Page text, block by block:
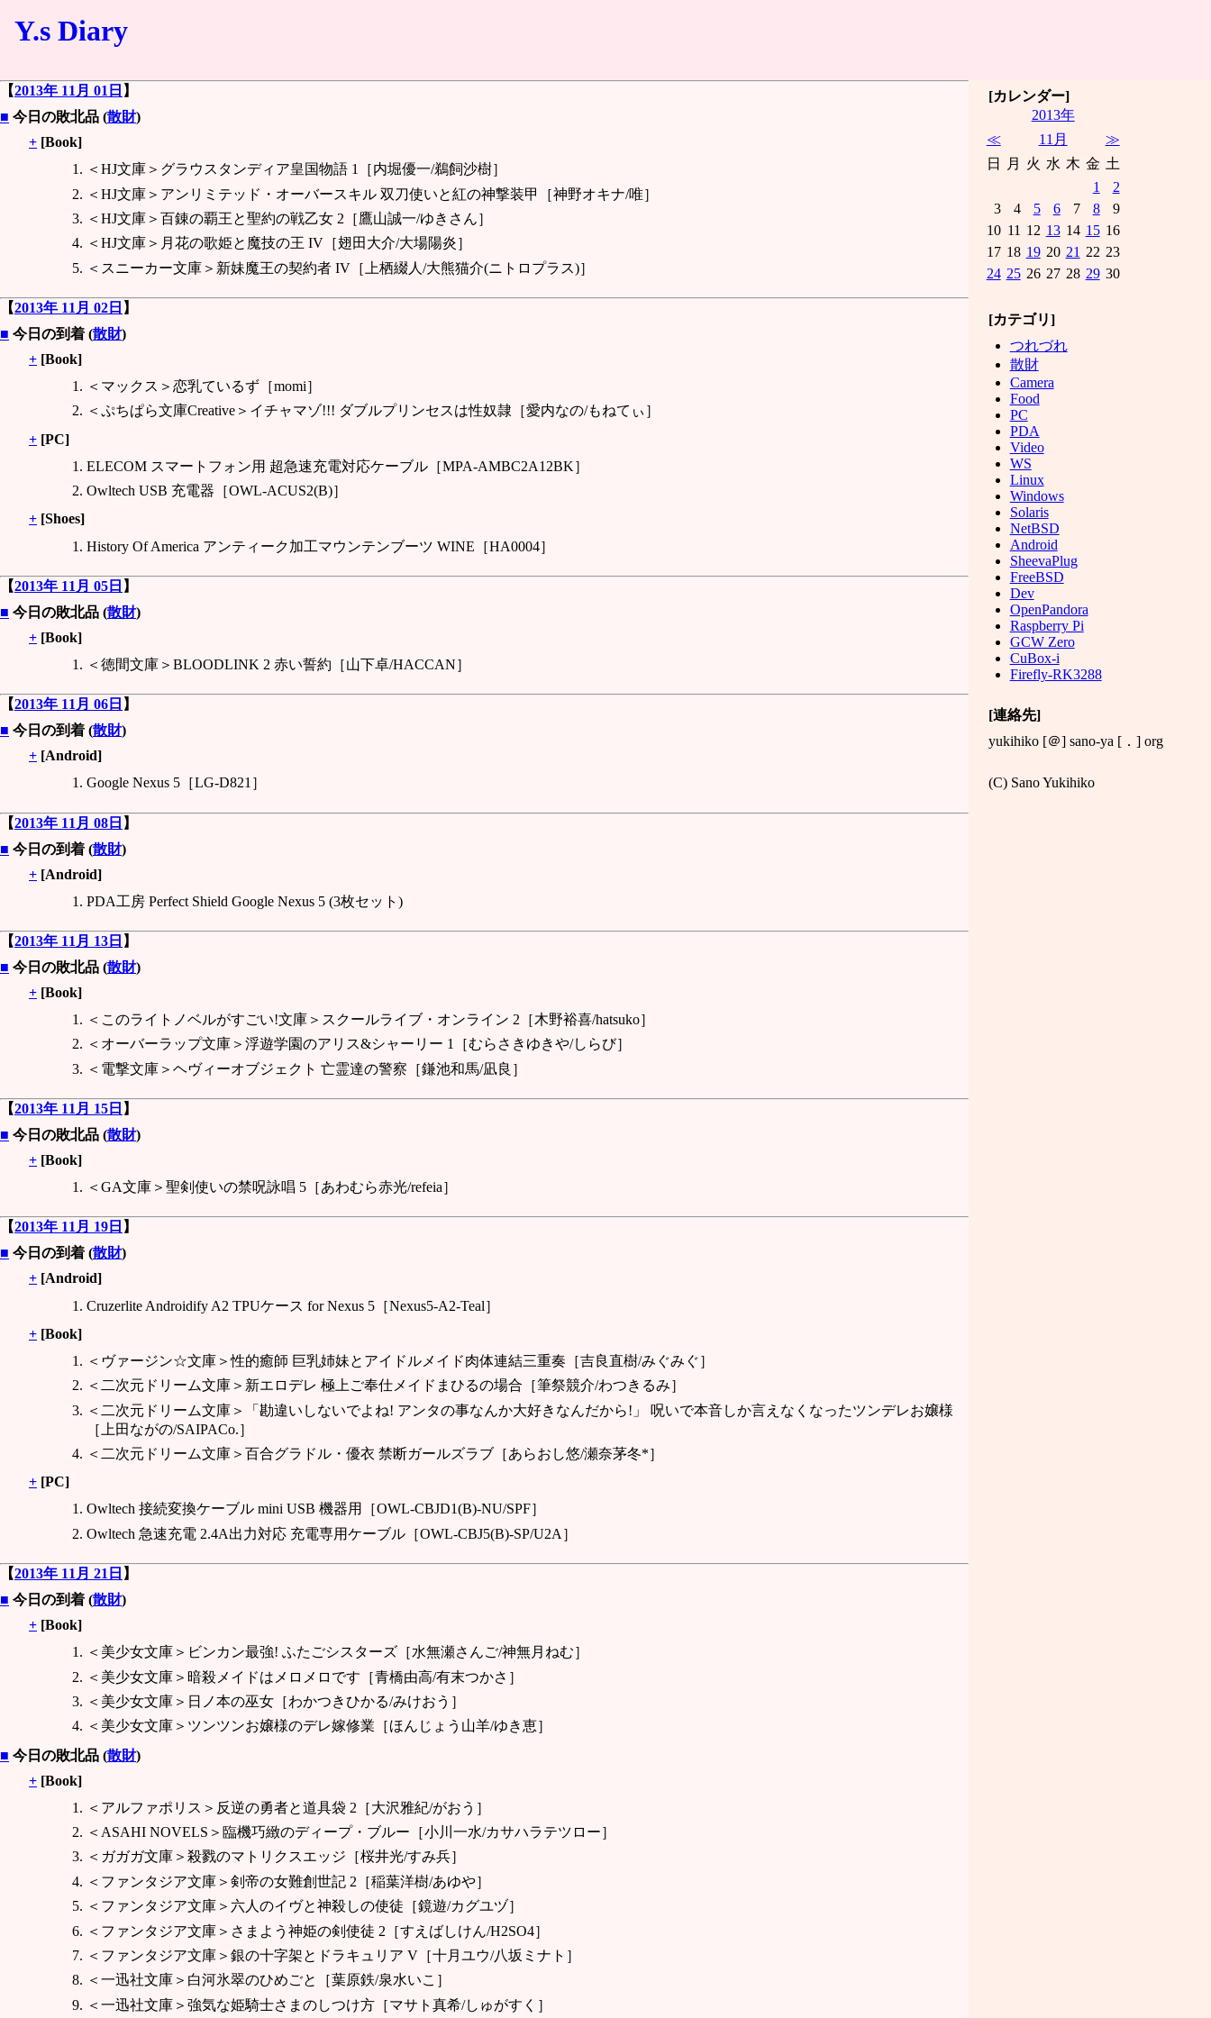
Y.s Diary
【2013年 11月 01日 】
■ 今日の敗北品 (散財)
+ [Book]
＜HJ文庫＞グラウスタンディア皇国物語 1［内堀優一/鵜飼沙樹］
＜HJ文庫＞アンリミテッド・オーバースキル 双刀使いと紅の神撃装甲［神野オキナ/唯］
＜HJ文庫＞百錬の覇王と聖約の戦乙女 2［鷹山誠一/ゆきさん］
＜HJ文庫＞月花の歌姫と魔技の王 IV［翅田大介/大場陽炎］
＜スニーカー文庫＞新妹魔王の契約者 IV［上栖綴人/大熊猫介(ニトロプラス)］
【2013年 11月 02日 】
■ 今日の到着 (散財)
+ [Book]
＜マックス＞恋乳ているず［momi］
＜ぷちぱら文庫Creative＞イチャマゾ!!! ダブルプリンセスは性奴隷［愛内なの/もねてぃ］
+ [PC]
ELECOM スマートフォン用 超急速充電対応ケーブル［MPA-AMBC2A12BK］
Owltech USB 充電器［OWL-ACUS2(B)］
+ [Shoes]
History Of America アンティーク加工マウンテンブーツ WINE［HA0004］
【2013年 11月 05日 】
■ 今日の敗北品 (散財)
+ [Book]
＜徳間文庫＞BLOODLINK 2 赤い誓約［山下卓/HACCAN］
【2013年 11月 06日 】
■ 今日の到着 (散財)
+ [Android]
Google Nexus 5［LG-D821］
【2013年 11月 08日 】
■ 今日の到着 (散財)
+ [Android]
PDA工房 Perfect Shield Google Nexus 5 (3枚セット)
【2013年 11月 13日 】
■ 今日の敗北品 (散財)
+ [Book]
＜このライトノベルがすごい!文庫＞スクールライブ・オンライン 2［木野裕喜/hatsuko］
＜オーバーラップ文庫＞浮遊学園のアリス&シャーリー 1［むらさきゆきや/しらび］
＜電撃文庫＞ヘヴィーオブジェクト 亡霊達の警察［鎌池和馬/凪良］
【2013年 11月 15日 】
■ 今日の敗北品 (散財)
+ [Book]
＜GA文庫＞聖剣使いの禁呪詠唱 5［あわむら赤光/refeia］
【2013年 11月 19日 】
■ 今日の到着 (散財)
+ [Android]
Cruzerlite Androidify A2 TPUケース for Nexus 5［Nexus5-A2-Teal］
+ [Book]
＜ヴァージン☆文庫＞性的癒師 巨乳姉妹とアイドルメイド肉体連結三重奏［吉良直樹/みぐみぐ］
＜二次元ドリーム文庫＞新エロデレ 極上ご奉仕メイドまひるの場合［筆祭競介/わつきるみ］
＜二次元ドリーム文庫＞「勘違いしないでよね! アンタの事なんか大好きなんだから!」 呪いで本音しか言えなくなったツンデレお嬢様
［上田ながの/SAIPACo.］
＜二次元ドリーム文庫＞百合グラドル・優衣 禁断ガールズラブ［あらおし悠/瀬奈茅冬*］
+ [PC]
Owltech 接続変換ケーブル mini USB 機器用［OWL-CBJD1(B)-NU/SPF］
Owltech 急速充電 2.4A出力対応 充電専用ケーブル［OWL-CBJ5(B)-SP/U2A］
【2013年 11月 21日 】
■ 今日の到着 (散財)
+ [Book]
＜美少女文庫＞ビンカン最強! ふたごシスターズ［水無瀬さんご/神無月ねむ］
＜美少女文庫＞暗殺メイドはメロメロです［青橋由高/有末つかさ］
＜美少女文庫＞日ノ本の巫女［わかつきひかる/みけおう］
＜美少女文庫＞ツンツンお嬢様のデレ嫁修業［ほんじょう山羊/ゆき恵］
■ 今日の敗北品 (散財)
+ [Book]
＜アルファポリス＞反逆の勇者と道具袋 2［大沢雅紀/がおう］
＜ASAHI NOVELS＞臨機巧緻のディープ・ブルー［小川一水/カサハラテツロー］
＜ガガガ文庫＞殺戮のマトリクスエッジ［桜井光/すみ兵］
＜ファンタジア文庫＞剣帝の女難創世記 2［稲葉洋樹/あゆや］
＜ファンタジア文庫＞六人のイヴと神殺しの使徒［鏡遊/カグユヅ］
＜ファンタジア文庫＞さまよう神姫の剣使徒 2［すえばしけん/H2SO4］
＜ファンタジア文庫＞銀の十字架とドラキュリア V［十月ユウ/八坂ミナト］
＜一迅社文庫＞白河氷翠のひめごと［葉原鉄/泉水いこ］
＜一迅社文庫＞強気な姫騎士さまのしつけ方［マサト真希/しゅがすく］
[カレンダー]
2013年
≪
11月
≫
日
月 火 水 木 金 土
1
2
3
4 5 6 7 8
9
10 11 12 13 14 15 16
17 18 19 20 21 22 23
24 25 26 27 28 29 30
[カテゴリ]
つれづれ
散財
Camera
Food
PC
PDA
Video
WS
Linux
Windows
Solaris
NetBSD
Android
SheevaPlug
FreeBSD
Dev
OpenPandora
Raspberry Pi
GCW Zero
CuBox-i
Firefly-RK3288
[連絡先]
yukihiko [＠] sano-ya [．] org
(C) Sano Yukihiko